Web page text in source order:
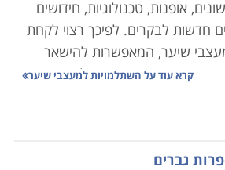
אופנות, טכנולוגיות, חידושים
חדשות לבקרים. לפיכך רצוי לקחת
שיער, המאפשרות להישאר
בתחום בארץ ובחו"ל.התמחויות
עבודה חדשניות.
קרא עוד על השתלמויות למעצבי שיער
גברים